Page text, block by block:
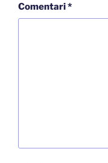
Comentari*